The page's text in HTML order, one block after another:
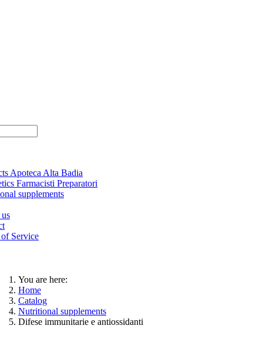
Apoteca Alta Badia
Farmacisti Preparatori
supplements
Service
You are here:
Home
Catalog
Nutritional supplements
Difese immunitarie e antiossidanti